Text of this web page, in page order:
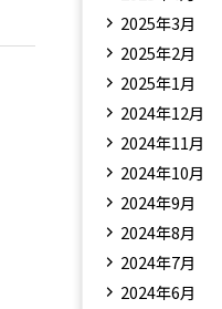
2025年3月
2025年2月
2025年1月
2024年12月
2024年11月
2024年10月
2024年9月
2024年8月
2024年7月
2024年6月